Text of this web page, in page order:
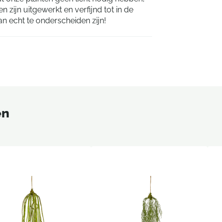
zijn uitgewerkt en verfijnd tot in de
echt te onderscheiden zijn!